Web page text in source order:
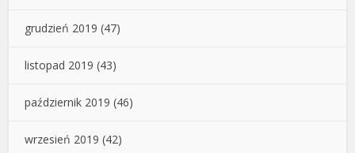
grudzień 2019 (47)
listopad 2019 (43)
październik 2019 (46)
wrzesień 2019 (42)